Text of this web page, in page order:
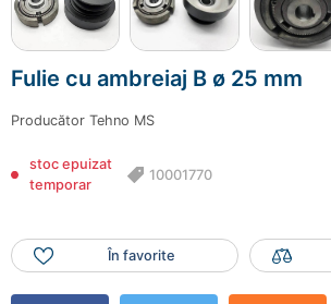
Fulie cu ambreiaj B ø 25 mm
Producător Tehno MS
stoc epuizat
temporar
10001770
În favorite